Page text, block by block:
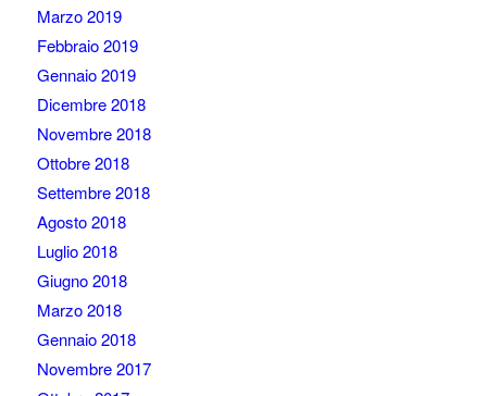
Marzo 2019
Febbraio 2019
Gennaio 2019
Dicembre 2018
Novembre 2018
Ottobre 2018
Settembre 2018
Agosto 2018
Luglio 2018
Giugno 2018
Marzo 2018
Gennaio 2018
Novembre 2017